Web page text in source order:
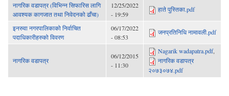
नागरिक वडापत्र (विभिन्न सिफारिस लागि
आवश्यक कागजात तथा निवेदनको ढाँचा)
12/25/2022
- 19:59
हाते पुस्तिका.pdf
इनरुवा नगरपालिकाको निर्वाचित
पदाधिकारीहरुको विवरण
06/17/2022
- 08:53
जनप्रतिनिधि नामावली.pdf
नागरिक वडापत्र
06/12/2015
- 11:30
Nagarik wadapatra.pdf,
नागरिक वडापत्र
२०७३०७४.pdf